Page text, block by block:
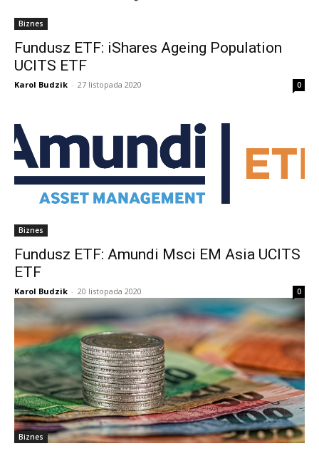
Biznes
Fundusz ETF: iShares Ageing Population
UCITS ETF
Karol Budzik - 27 listopada 2020 0
Biznes
Fundusz ETF: Amundi Msci EM Asia UCITS
ETF
Karol Budzik - 20 listopada 2020 0
Biznes